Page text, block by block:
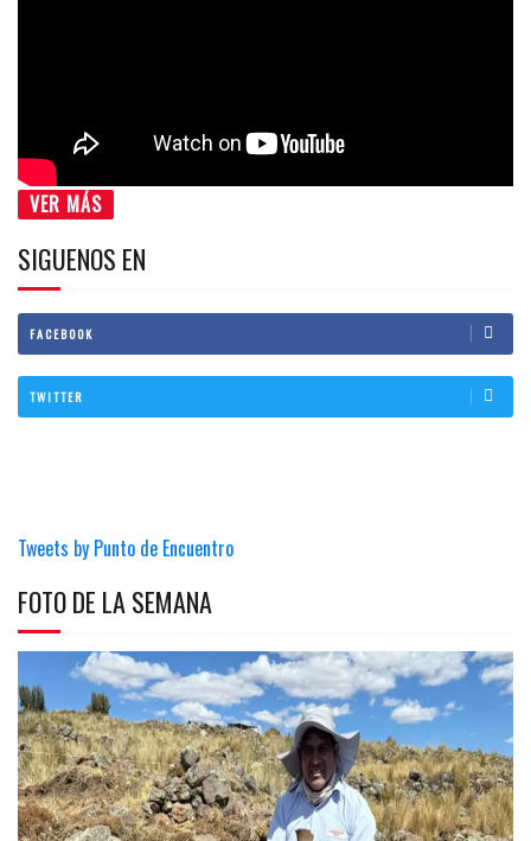
VER MÁS
SIGUENOS EN
FACEBOOK
TWITTER
Tweets by Punto de Encuentro
FOTO DE LA SEMANA